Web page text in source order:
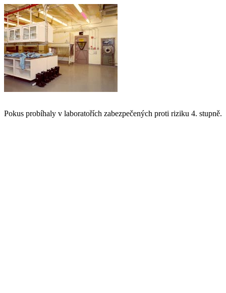
Pokus probíhaly v laboratořích zabezpečených proti riziku 4. stupně.